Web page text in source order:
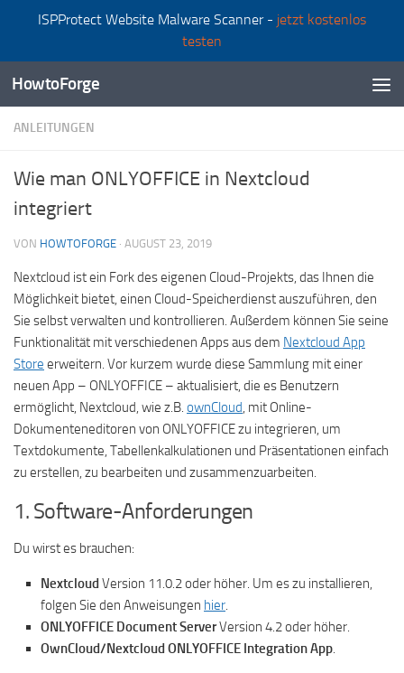
ISPProtect Website Malware Scanner - jetzt kostenlos
testen
Zum Inhalt springen
HowtoForge
ANLEITUNGEN
Wie man ONLYOFFICE in Nextcloud
integriert
VON HOWTOFORGE · AUGUST 23, 2019
Nextcloud ist ein Fork des eigenen Cloud-Projekts, das Ihnen die
Möglichkeit bietet, einen Cloud-Speicherdienst auszuführen, den
Sie selbst verwalten und kontrollieren. Außerdem können Sie seine
Funktionalität mit verschiedenen Apps aus dem Nextcloud App
Store erweitern. Vor kurzem wurde diese Sammlung mit einer
neuen App – ONLYOFFICE – aktualisiert, die es Benutzern
ermöglicht, Nextcloud, wie z.B. ownCloud, mit Online-
Dokumenteneditoren von ONLYOFFICE zu integrieren, um
Textdokumente, Tabellenkalkulationen und Präsentationen einfach
zu erstellen, zu bearbeiten und zusammenzuarbeiten.
1. Software-Anforderungen
Du wirst es brauchen:
Nextcloud Version 11.0.2 oder höher. Um es zu installieren,
folgen Sie den Anweisungen hier.
ONLYOFFICE Document ServerVersion 4.2 oder höher.
OwnCloud/Nextcloud ONLYOFFICE Integration App.